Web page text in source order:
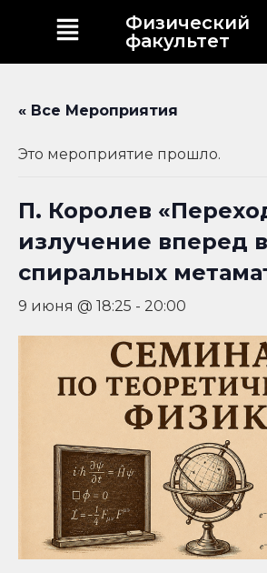
Физический
факультет
« Все Мероприятия
Это мероприятие прошло.
П. Королев
излучение вперед в
спиральных
9 июня @ 18:25 - 20:00